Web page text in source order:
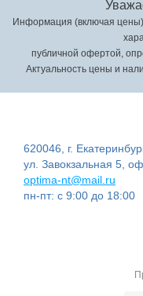
Информация (включая
публичной офертой,
Актуальность цены и
620046, г.
ул. Завокзальная 5,
optima-nt@mail.ru
пн-пт: с 9:00 до 18:00